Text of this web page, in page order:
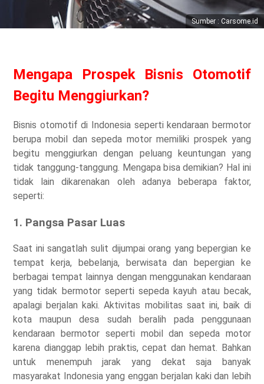
Sumber : Carsome.id
Mengapa Prospek Bisnis Otomotif
Begitu Menggiurkan?
Bisnis otomotif di Indonesia seperti kendaraan bermotor
berupa mobil dan sepeda motor memiliki prospek yang
begitu menggiurkan dengan peluang keuntungan yang
tidak tanggung-tanggung. Mengapa bisa demikian? Hal ini
tidak lain dikarenakan oleh adanya beberapa faktor,
seperti:
1. Pangsa Pasar Luas
Saat ini sangatlah sulit dijumpai orang yang bepergian ke
tempat kerja, bebelanja, berwisata dan bepergian ke
berbagai tempat lainnya dengan menggunakan kendaraan
yang tidak bermotor seperti sepeda kayuh atau becak,
apalagi berjalan kaki. Aktivitas mobilitas saat ini, baik di
kota maupun desa sudah beralih pada penggunaan
kendaraan bermotor seperti mobil dan sepeda motor
karena dianggap lebih praktis, cepat dan hemat. Bahkan
untuk menempuh jarak yang dekat saja banyak
masyarakat Indonesia yang enggan berjalan kaki dan lebih